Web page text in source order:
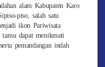
alam Kabupaten Karo
piso, salah satu
ikon Pariwisata
dapat menikmati
pemandangan indah